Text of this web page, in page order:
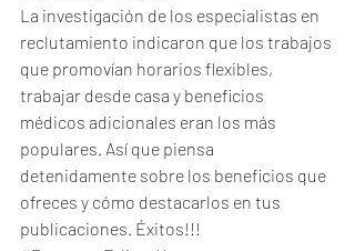
La investigación de los especialistas en
reclutamiento indicaron que los trabajos
que promovían horarios flexibles,
trabajar desde casa y beneficios
médicos adicionales eran los más
populares. Así que piensa
detenidamente sobre los beneficios que
ofreces y cómo destacarlos en tus
publicaciones. Éxitos!!!